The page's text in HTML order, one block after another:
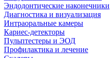
Эндодонтические наконечники
Диагностика и визуализация
Интраоральные камеры
Кариес-детекторы
Пульптестеры и ЭОД
Профилактика и лечение